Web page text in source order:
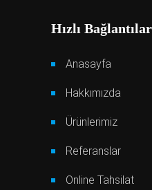
Hızlı Bağlantılar
Anasayfa
Hakkımızda
Ürünlerimiz
Referanslar
Online Tahsilat